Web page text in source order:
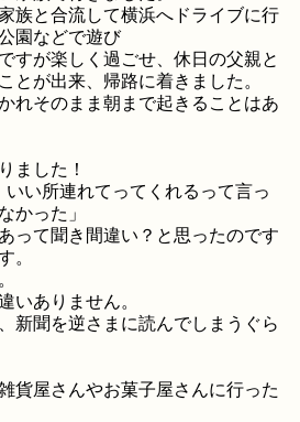
族と合流して横浜へドライブに行
園などで遊び
すが楽しく過ごせ、休日の父親と
とが出来、帰路に着きました。
れそのまま朝まで起きることはあ
ました！
い所連れてってくれるって言っ
かった」
って聞き間違い？と思ったのです
。
いありません。
新聞を逆さまに読んでしまうぐら
貨屋さんやお菓子屋さんに行った